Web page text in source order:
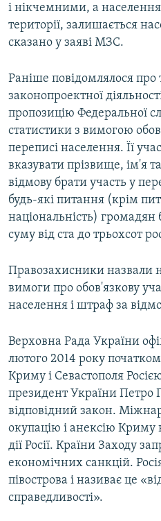
і нікчемними, а
території, залишається
сказано у заяві МЗС.
Раніше повідомлялося про
законопроектної
пропозицію Федеральної
статистики з вимогою
переписі населення. Її
вказувати прізвище, ім'я
відмову брати участь у
будь-які питання (крім
національність) громадян
суму від ста до трьохсот
Правозахисники назвали
вимоги про обов'язкову
населення і штраф за
Верховна Рада України
лютого 2014 року початком
Криму і Севастополя
президент України Петро
відповідний закон.
окупацію і анексію
дії Росії. Країни Заходу
економічних санкцій.
півострова і називає це
справедливості».